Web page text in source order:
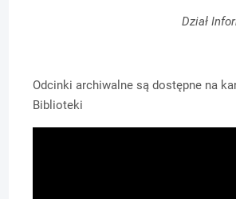
Dział
Odcinki archiwalne są dostępne na
Biblioteki